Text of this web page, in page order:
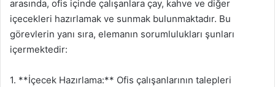
arasında, ofis içinde çalışanlara çay, kahve ve diğer
içecekleri hazırlamak ve sunmak bulunmaktadır. Bu
görevlerin yanı sıra, elemanın sorumlulukları şunları
içermektedir:
1. **İçecek Hazırlama:** Ofis çalışanlarının talepleri